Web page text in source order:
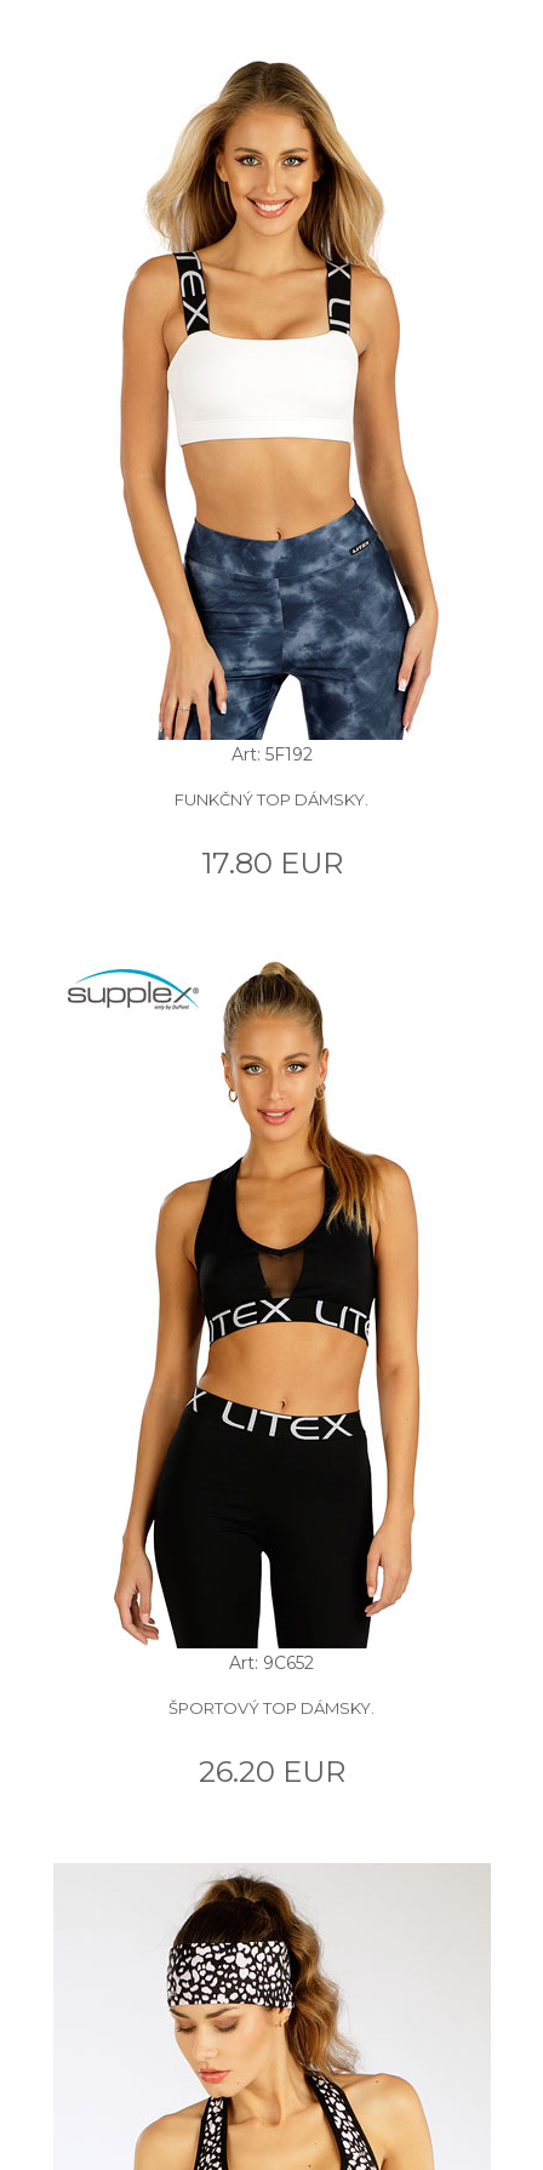
Art: 5F192
FUNKČNÝ TOP DÁMSKY.
17.80 EUR
Art: 9C652
ŠPORTOVÝ TOP DÁMSKY.
26.20 EUR